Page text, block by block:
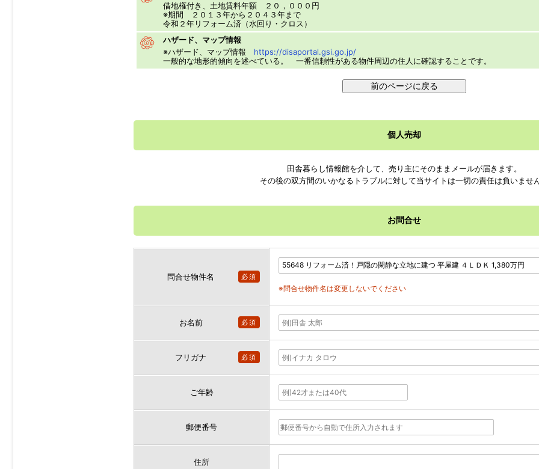
借地権付き、土地賃料年額 ２０，０００円
※期間 ２０１３年から２０４３年まで
令和２年リフォーム済（水回り・クロス）
ハザード、マップ情報
※ハザード、マップ情報 https://disaportal.gsi.go.jp/
一般的な地形的傾向を述べている。 一番信頼性がある物件周辺の住人に確認することです。
田舎暮らし情報館を介して、売り主にそのままメールが届きます。
その後の双方間のいかなるトラブルに対して当サイトは一切の責任は負いませ
問合せ物件名 必須
※問合せ物件名は変更しないでください
お名前 必須
フリガナ 必須
ご年齢
郵便番号
住所